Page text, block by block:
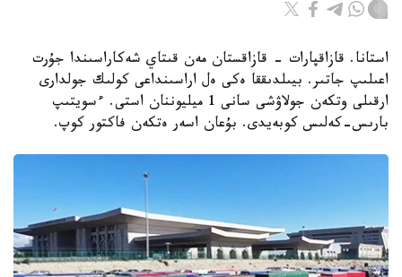
استانا. قازاقپارات - قازاقستان مەن قىتاي شەكاراسىندا جۇرت
اعىلىپ جاتىر. بيىلدىققا ەكى ەل اراسىنداعى كولىك جولدارى
ارقىلى وتكەن جولاۋشى سانى 1 ميليوننان استى. ءسويتىپ
بارىس-كەلىس كوبەيدى. بۇعان اسەر ەتكەن فاكتور كوپ.